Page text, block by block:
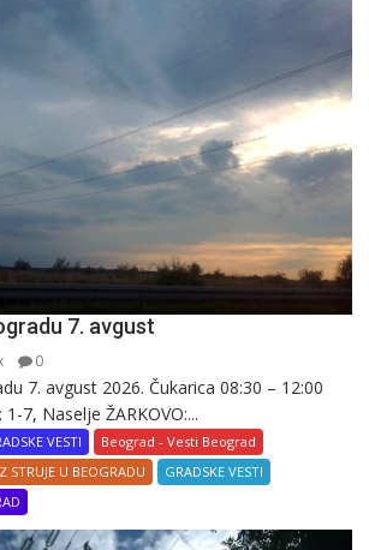
7. avgust
0
7. avgust 2026. Čukarica 08:30 – 12:00
1-7, Naselje ŽARKOVO:...
VESTI
Beograd - Vesti Beograd
STRUJE U BEOGRADU
GRADSKE VESTI